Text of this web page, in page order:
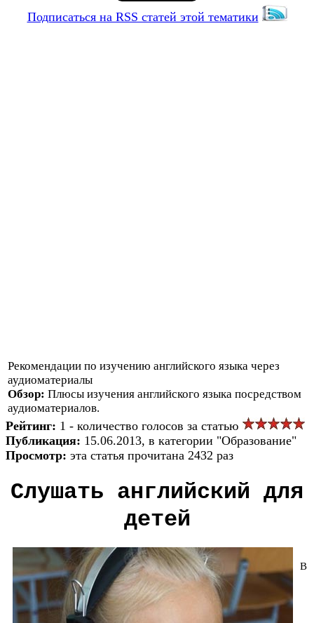
Подписаться на RSS статей этой тематики
Рекомендации по изучению английского языка через
аудиоматериалы
Обзор: Плюсы изучения английского языка посредством
аудиоматериалов.
Рейтинг: 1 - количество голосов за статью
Публикация: 15.06.2013, в категории "Образование"
Просмотр: эта статья прочитана 2432 раз
Слушать английский для
детей
В